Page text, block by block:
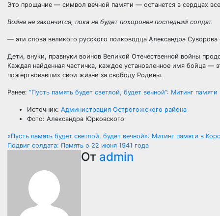
Это прощание — символ вечной памяти — останется в сердцах
Война не закончится, пока не будет похоронен последний солдат.
— эти слова великого русского полководца Александра
Дети, внуки, правнуки воинов Великой Отечественной войны
Каждая найденная частичка, каждое установленное имя бойца —
пожертвовавших свои жизни за свободу Родины.
Ранее: “Пусть память будет светлой, будет вечной”: Митинг памяти
Источник: Администрация Острогожского района
Фото: Александра Юрковского
Навигация
записям
«Пусть память будет светлой, будет вечной»: Митинг памяти в
Подвиг солдата: Память о 22 июня 1941 года
От admin